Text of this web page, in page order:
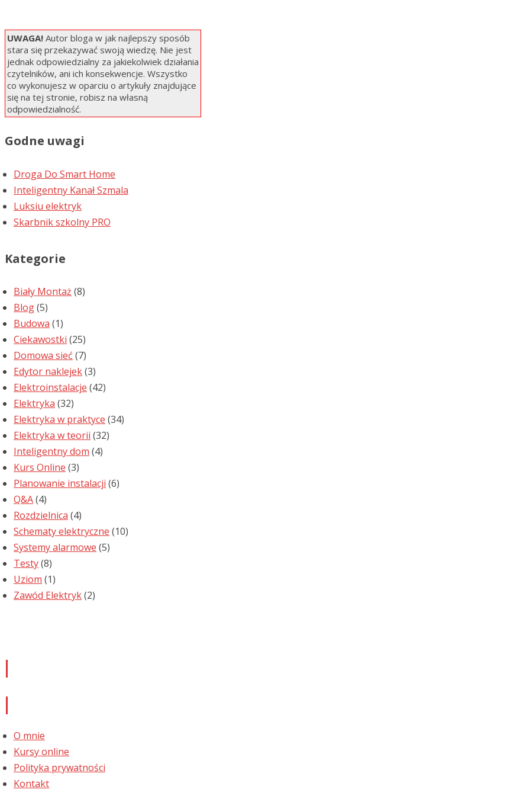
UWAGA! Autor bloga w jak najlepszy sposób
stara się przekazywać swoją wiedzę. Nie jest
jednak odpowiedzialny za jakiekolwiek działania
czytelników, ani ich konsekwencje. Wszystko
co wykonujesz w oparciu o artykuły znajdujące
się na tej stronie, robisz na własną
odpowiedzialność.
Godne uwagi
Droga Do Smart Home
Inteligentny Kanał Szmala
Luksiu elektryk
Skarbnik szkolny PRO
Kategorie
Biały Montaż (8)
Blog(5)
Budowa (1)
Ciekawostki (25)
Domowa sieć (7)
Edytor naklejek(3)
Elektroinstalacje (42)
Elektryka (32)
Elektryka w praktyce (34)
Elektryka w teorii (32)
Inteligentny dom (4)
Kurs Online (3)
Planowanie instalacji (6)
Q&A(4)
Rozdzielnica (4)
Schematy elektryczne (10)
Systemy alarmowe (5)
Testy(8)
Uziom (1)
Zawód Elektryk(2)
O mnie
Kursy online
Polityka prywatności
Kontakt